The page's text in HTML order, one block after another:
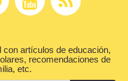
artículos de educación,
recomendaciones de
etc.